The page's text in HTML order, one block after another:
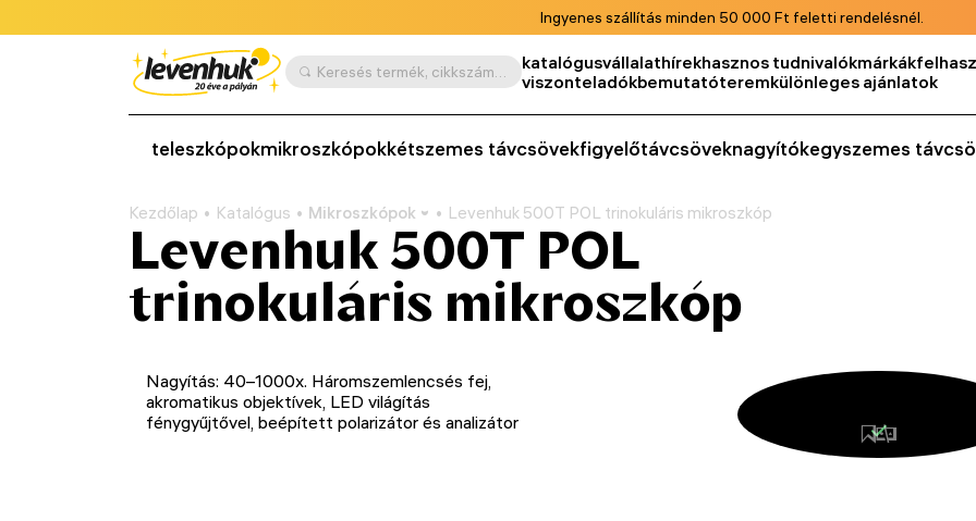
Ingyenes szállítás minden 50 000 Ft feletti rendelésnél.
Keresés termék, cikkszám, kategória stb. szerint katalógusvállalathírekhasznos tudnivalókmárkák
viszonteladókbemutatóteremkülönleges ajánlatok
teleszkópokmikroszkópokkétszemes távcsövekfigyelőtávcsöveknagyítókegyszemes
Kezdőlap Katalógus Mikroszkópok Levenhuk 500T POL trinokuláris mikroszkóp
Levenhuk 500T POL
trinokuláris mikroszkóp
Nagyítás: 40–1000x. Háromszemlencsés fej,
akromatikus objektívek, LED világítás
fénygyűjtővel, beépített polarizátor és analizátor